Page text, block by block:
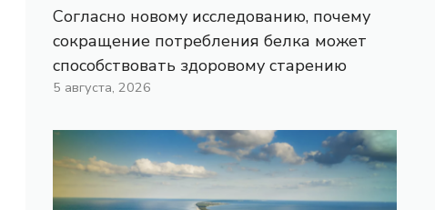
Согласно новому исследованию, почему
сокращение потребления белка может
способствовать здоровому старению
5 августа, 2026